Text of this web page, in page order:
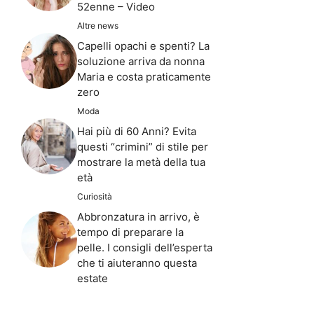
52enne – Video
Altre news
Capelli opachi e spenti? La
soluzione arriva da nonna
Maria e costa praticamente
zero
Moda
Hai più di 60 Anni? Evita
questi “crimini” di stile per
mostrare la metà della tua
età
Curiosità
Abbronzatura in arrivo, è
tempo di preparare la
pelle. I consigli dell’esperta
che ti aiuteranno questa
estate